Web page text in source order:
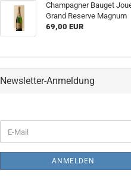
Champagner Bauget
Grand Reserve Magnum
69,00 EUR
Newsletter-Anmeldung
ZUR
E-
Mail
ANMELDEN